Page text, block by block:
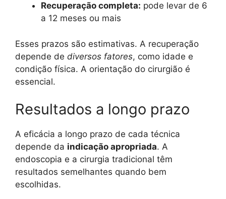
Recuperação completa: pode levar de 6
a 12 meses ou mais
Esses prazos são estimativas. A recuperação
depende de diversos fatores, como idade e
condição física. A orientação do cirurgião é
essencial.
Resultados a longo prazo
A eficácia a longo prazo de cada técnica
depende da indicação apropriada. A
endoscopia e a cirurgia tradicional têm
resultados semelhantes quando bem
escolhidas.